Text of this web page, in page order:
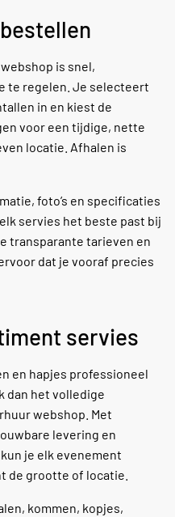
is snel,
te regelen. Je selecteert
in en kiest de
voor een tijdige, nette
locatie. Afhalen is
foto’s en specificaties
servies het beste past bij
transparante tarieven en
dat je vooraf precies
servies
en hapjes professioneel
dan het volledige
webshop. Met
levering en
je elk evenement
de grootte of locatie.
kommen, kopjes,